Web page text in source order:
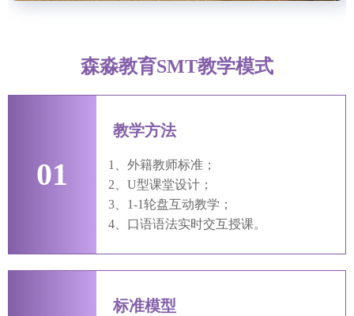
森淼教育SMT教学模式
01
教学方法
1、外籍教师标准；
2、U型课堂设计；
3、1-1轮盘互动教学；
4、口语语法实时交互授课。
标准模型